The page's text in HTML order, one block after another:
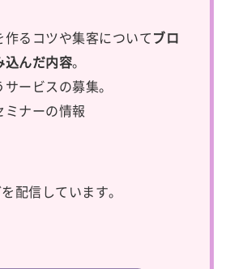
作るコツや集客についてブロ
込んだ内容。
ービスの募集。
ミナーの情報
配信しています。